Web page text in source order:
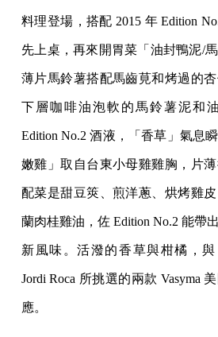
料理登場，搭配 2015 年 Edition
先上桌，再來開胃菜「油封鴨泥/
薄片馬鈴薯搭配馬齒莧和烤過的
下層咖啡油泡軟的馬鈴薯泥和
Edition No.2 酒液，「香草」氣息
嫩雞」取自台東小母雞雞胸，片薄
配菜是甜豆筴、煎洋蔥、烘烤雞
蘭肉桂雞油，佐 Edition No.2 能帶
新風味。活潑的香草與柑橘，與
Jordi Roca 所挑選的兩款 Vasyma
應。